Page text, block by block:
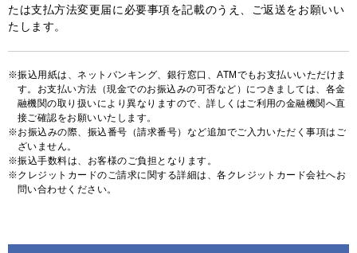
たは支払方法変更届に必要事項を記載のうえ、ご返送をお願いい
たします。
振込用紙は、ネットバンキング、銀行窓口、ATMでもお支払いいただけま
す。お支払い方法（現金でのお振込みの可否など）につきましては、各金
融機関の取り扱いにより異なりますので、詳しくはご利用の金融機関へ直
接ご確認をお願いいたします。
お振込みの際、振込番号（請求番号）など追加でご入力いただく事項はご
ざいません。
振込手数料は、お客様のご負担となります。
クレジットカードのご請求に関する詳細は、各クレジットカード会社へお
問い合わせください。